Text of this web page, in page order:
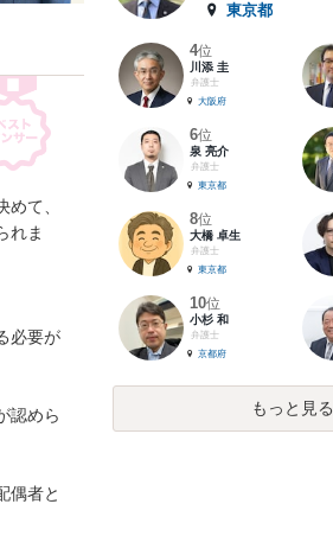
て、
れま
必要が
認めら
偶者と
東京都
4位
川添 圭
弁護士
大阪府
6位
泉 亮介
弁護士
東京都
8位
大橋 卓生
弁護士
東京都
10位
小杉 和
弁護士
京都府
もっと見る